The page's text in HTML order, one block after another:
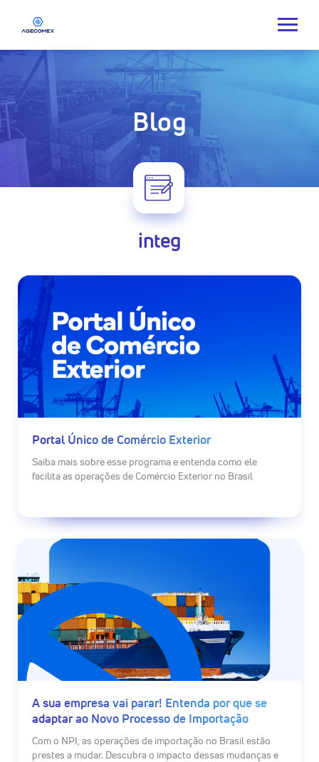
Blog
integ
Portal Único de Comércio Exterior
Saiba mais sobre esse programa e entenda como ele
facilita as operações de Comércio Exterior no Brasil
A sua empresa vai parar! Entenda por que se
adaptar ao Novo Processo de Importação
Com o NPI, as operações de importação no Brasil estão
prestes a mudar. Descubra o impacto dessas mudanças e